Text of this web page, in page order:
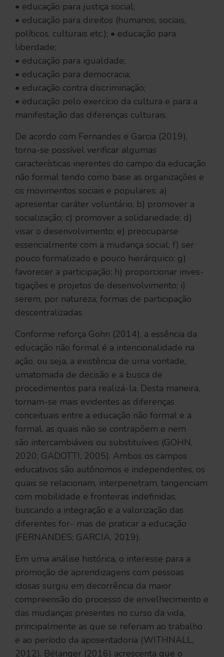
• educação para justiça social;
• educação para direitos (humanos, sociais,
políticos, culturais etc.); • educação para
liberdade;
• educação para igualdade;
• educação para democracia;
• educação contra discriminação;
• educação pelo exercício da cultura e para a
manifestação das diferenças culturais.
De acordo com Fernandes e Garcia (2019),
torna-se possível verificar algumas
características inerentes do campo da educação
não formal tendo como base as organizações e
os movimentos sociais e populares: a)
apresentar caráter voluntário; b) promover a
socialização; c) promover a solidariedade; d)
visar o desenvolvimento; e) preocuparse
essencialmente com a mudança social; f) ser
pouco formalizado e pouco hierárquico; g)
favorecer a participação; h) proporcionar inves-
tigações e projetos de desenvolvimento; i)
serem, por natureza, formas de participação
descentralizadas.
Conforme reforça Gohn (2014), a essência da
educação não formal é a intencionalidade na
ação, ou seja, a existência de uma vontade,
umatomada de decisão e a busca de
procedimentos para realizá-la. Desta maneira,
tornam-se mais evidentes as diferenças
conceituais entre a educação não formal e a
formal, as quais não se contrapõem e nem
são intercambiáveis ou substituíveis (GOHN,
2020; GADOTTI, 2005). Ambos os campos
educativos são autônomos e independentes, os
quais se relacionam, interpenetram, tangenciam
com mobilidade e fronteiras indefinidas,
buscando a integração e a valorização das
diferentes for- mas de praticar a educação
(FERNANDES; GARCIA, 2019).
Em uma análise histórica, o interesse para a
promoção de aprendizagens com pessoas
idosas surgiu em decorrência da maior
compreensão do processo de envelhecimento e
das mudanças presentes no curso da vida,
principalmente as que se referiam ao trabalho
e ao período da aposentadoria (WITHNALL,
2012). Bélanger (2016) acrescenta que o